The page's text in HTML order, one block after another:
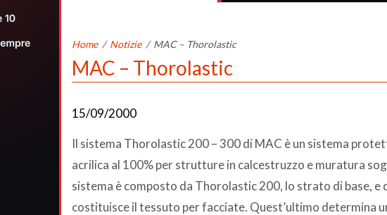
Home / Notizie / MAC – Thorolastic
MAC – Thorolastic
15/09/2000
Il sistema Thorolastic 200 – 300 di MAC è un sistema
acrilica al 100% per strutture in calcestruzzo e muratura
sistema è composto da Thorolastic 200, lo strato di base,
costituisce il tessuto per facciate. Quest’ultimo determina